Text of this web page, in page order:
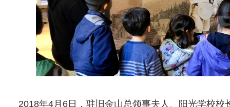
2018年4月6日，驻旧金山总领事夫人、阳光学校校